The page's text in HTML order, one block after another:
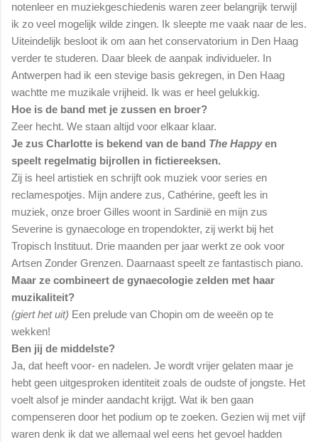
notenleer en muziekgeschiedenis waren zeer belangrijk terwijl
ik zo veel mogelijk wilde zingen. Ik sleepte me vaak naar de les.
Uiteindelijk besloot ik om aan het conservatorium in Den Haag
verder te studeren. Daar bleek de aanpak individueler. In
Antwerpen had ik een stevige basis gekregen, in Den Haag
wachtte me muzikale vrijheid. Ik was er heel gelukkig.
Hoe is de band met je zussen en broer?
Zeer hecht. We staan altijd voor elkaar klaar.
Je zus Charlotte is bekend van de band The Happyen
speelt regelmatig bijrollen in fictiereeksen.
Zij is heel artistiek en schrijft ook muziek voor series en
reclamespotjes. Mijn andere zus, Cathérine, geeft les in
muziek, onze broer Gilles woont in Sardinië en mijn zus
Severine is gynaecologe en tropendokter, zij werkt bij het
Tropisch Instituut. Drie maanden per jaar werkt ze ook voor
Artsen Zonder Grenzen. Daarnaast speelt ze fantastisch piano.
Maar ze combineert de gynaecologie zelden met haar
muzikaliteit?
(giert het uit) Een prelude van Chopin om de weeën op te
wekken!
Ben jij de middelste?
Ja, dat heeft voor- en nadelen. Je wordt vrijer gelaten maar je
hebt geen uitgesproken identiteit zoals de oudste of jongste. Het
voelt alsof je minder aandacht krijgt. Wat ik ben gaan
compenseren door het podium op te zoeken. Gezien wij met vijf
waren denk ik dat we allemaal wel eens het gevoel hadden